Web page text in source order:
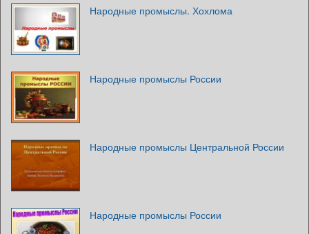
Народные промыслы. Хохлома
Народные промыслы России
Народные промыслы Центральной России
Народные промыслы России